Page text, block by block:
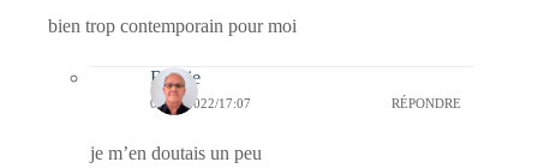
bien trop contemporain pour moi
Bernie
06/06/2022/17:07 RÉPONDRE
je m’en doutais un peu